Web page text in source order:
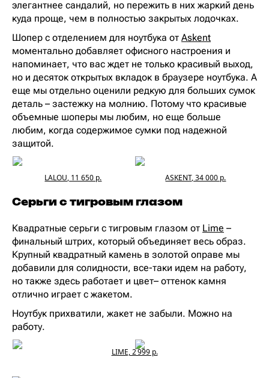
элегантнее сандалий, но пережить в них жаркий день
куда проще, чем в полностью закрытых лодочках.
Шопер с отделением для ноутбука от Askent
моментально добавляет офисного настроения и
напоминает, что вас ждет не только красивый выход,
но и десяток открытых вкладок в браузере ноутбука. А
еще мы отдельно оценили редкую для больших сумок
деталь – застежку на молнию. Потому что красивые
объемные шоперы мы любим, но еще больше
любим, когда содержимое сумки под надежной
защитой.
LALOU, 11 650 р. ASKENT, 34 000 р.
Серьги с тигровым глазом
Квадратные серьги с тигровым глазом от Lime –
финальный штрих, который объединяет весь образ.
Крупный квадратный камень в золотой оправе мы
добавили для солидности, все-таки идем на работу,
но также здесь работает и цвет– оттенок камня
отлично играет с жакетом.
Ноутбук прихватили, жакет не забыли. Можно на
работу.
LIME, 2 999 р.